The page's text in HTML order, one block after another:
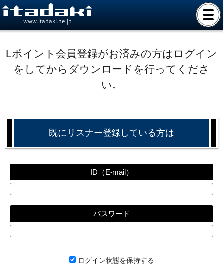
www.itadaki.ne.jp
Lポイント会員登録がお済みの方はログイン
をしてからダウンロードを行ってくださ
い。
既にリスナー登録している方は
ID（E-mail）
パスワード
ログイン状態を保持する